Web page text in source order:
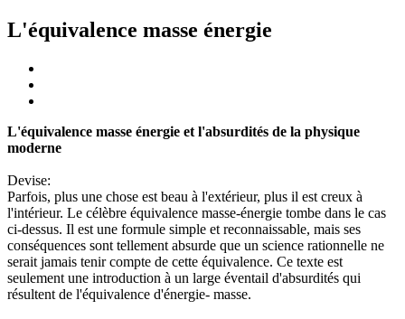
L'équivalence masse énergie
L'équivalence masse énergie et l'absurdités de la physique
moderne
Devise:
Parfois, plus une chose est beau à l'extérieur, plus il est creux à
l'intérieur. Le célèbre équivalence masse-énergie tombe dans le cas
ci-dessus. Il est une formule simple et reconnaissable, mais ses
conséquences sont tellement absurde que un science rationnelle ne
serait jamais tenir compte de cette équivalence. Ce texte est
seulement une introduction à un large éventail d'absurdités qui
résultent de l'équivalence d'énergie- masse.